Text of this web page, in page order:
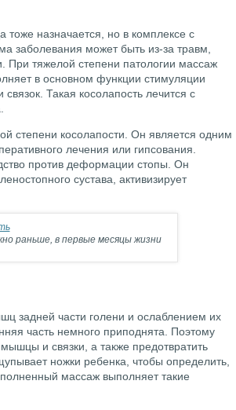
тоже назначается, но в комплексе с
заболевания может быть из-за травм,
При тяжелой степени патологии массаж
в основном функции стимуляции
Такая косолапость лечится с
степени косолапости. Он является одним
лечения или гипсования.
против деформации стопы. Он
сустава, активизирует
раньше, в первые месяцы жизни
задней части голени и ослаблением их
часть немного приподнята. Поэтому
и связки, а также предотвратить
ножки ребенка, чтобы определить,
массаж выполняет такие